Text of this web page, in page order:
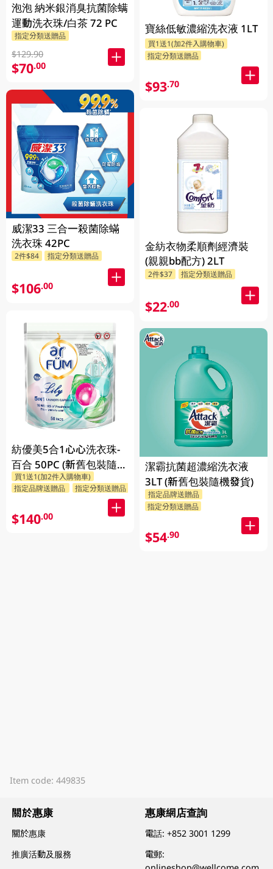
泡泡 納米銀消臭抗菌除螨
運動洗衣珠/白茶 72 PC
指定分類送贈品
$129.90
$70.00
威潔33 三合一殺菌除蟎
洗衣珠 42PC
2件$84 指定分類送贈品
$106.00
紡優美5合1心心洗衣珠-
百合 50PC (新舊包裝隨機
發送)
買1送1(加2件入購物車)
指定品牌送贈品
指定分類送贈品
$140.00
寶絲低敏濃縮洗衣液 1LT
買1送1(加2件入購物車)
指定分類送贈品
$93.70
金紡衣物柔順劑經濟裝
(親親bb配方) 2LT
2件$37 指定分類送贈品
$22.00
潔霸抗菌超濃縮洗衣液
3LT (新舊包裝隨機發貨)
指定品牌送贈品
指定分類送贈品
$54.90
Item code: 449835
關於惠康
關於惠康
推廣活動及服務
惠康網店查詢
電話:+852 3001 1299
電郵: